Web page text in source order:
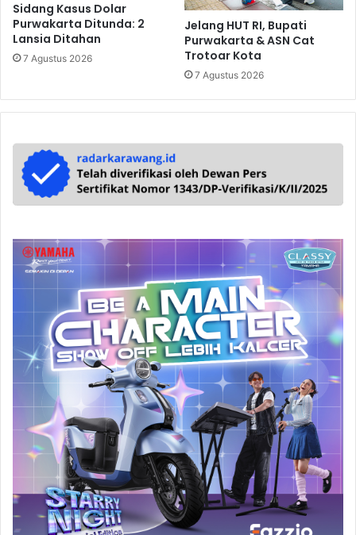
Sidang Kasus Dolar
Purwakarta Ditunda: 2
Lansia Ditahan
7 Agustus 2026
Jelang HUT RI, Bupati
Purwakarta & ASN Cat
Trotoar Kota
7 Agustus 2026